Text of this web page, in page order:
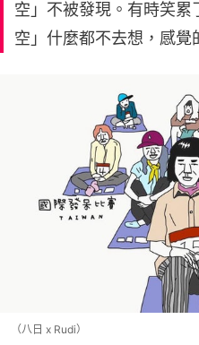
空」不被發現。有時笑
空」什麼都不去想，感覺
（八日 x Rudi）